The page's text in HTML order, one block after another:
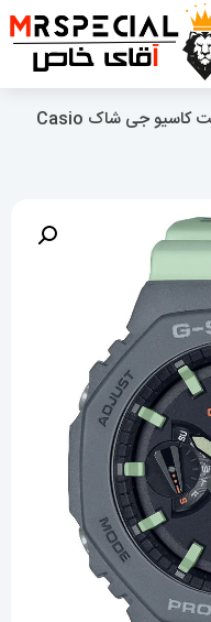
/ ساعت کاسیو جی شاک Casio